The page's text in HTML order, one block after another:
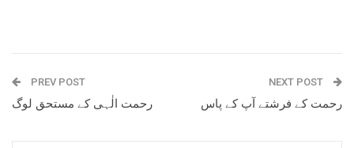
PREV POST
رحمت الٰہی کے مستحق لوگ
NEXT POST
رحمت کے فرشتے آپ کے پاس